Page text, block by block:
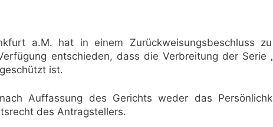
a.M. hat in einem Zurückweisungsbeschluss
entschieden, dass die Verbreitung der Serie
ist.
Auffassung des Gerichts weder das
des Antragstellers.